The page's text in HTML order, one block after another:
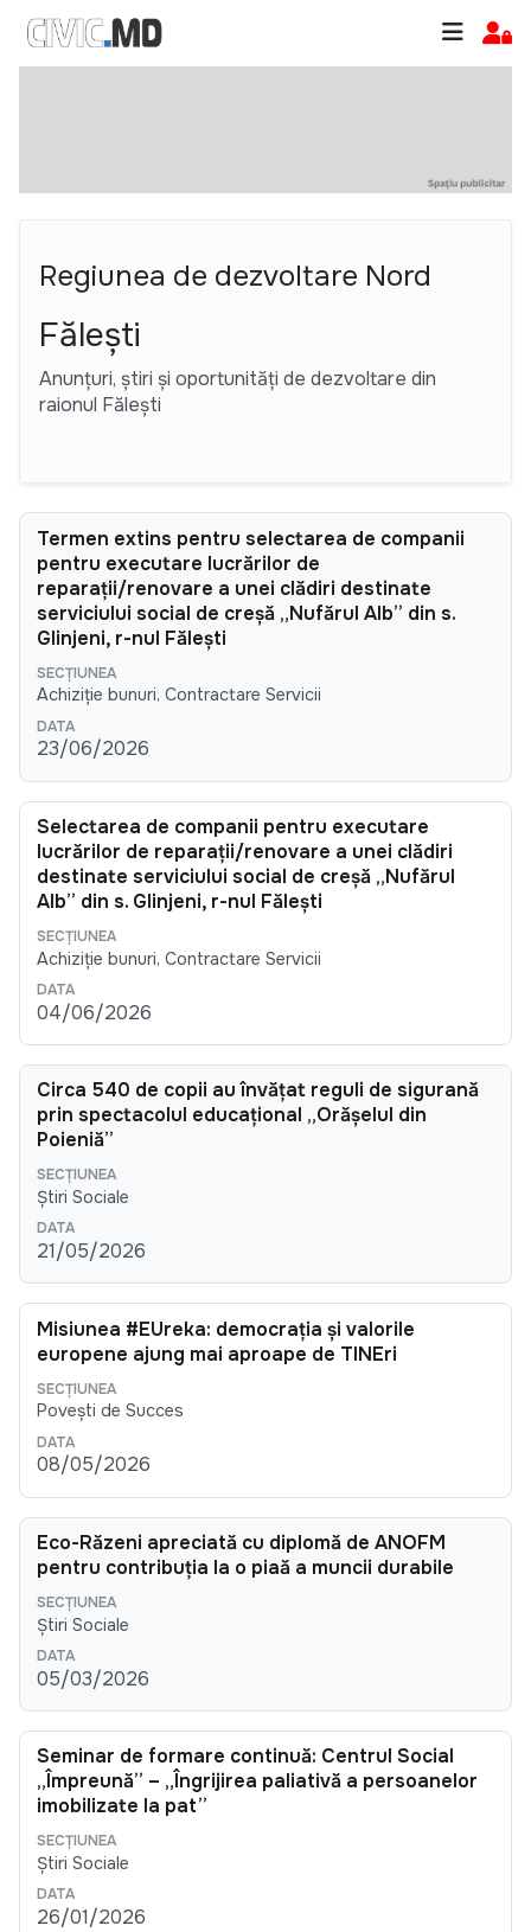
Regiunea de dezvoltare Nord
Fălești
Anunțuri, știri și oportunități de dezvoltare din
raionul Fălești
Termen extins pentru selectarea de companii
pentru executare lucrărilor de
reparații/renovare a unei clădiri destinate
serviciului social de creșă „Nufărul Alb” din s.
Glinjeni, r-nul Fălești
Achiziție bunuri, Contractare Servicii
23/06/2026
Selectarea de companii pentru executare
lucrărilor de reparații/renovare a unei clădiri
destinate serviciului social de creșă „Nufărul
Alb” din s. Glinjeni, r-nul Fălești
Achiziție bunuri, Contractare Servicii
04/06/2026
Circa 540 de copii au învățat reguli de siguranță
prin spectacolul educațional „Orășelul din
Poieniță”
Știri Sociale
21/05/2026
Misiunea #EUreka: democrația și valorile
europene ajung mai aproape de TINEri
Povești de Succes
08/05/2026
Eco-Răzeni apreciată cu diplomă de ANOFM
pentru contribuția la o piață a muncii durabile
Știri Sociale
05/03/2026
Seminar de formare continuă: Centrul Social
„Împreună” – „Îngrijirea paliativă a persoanelor
imobilizate la pat”
Știri Sociale
26/01/2026